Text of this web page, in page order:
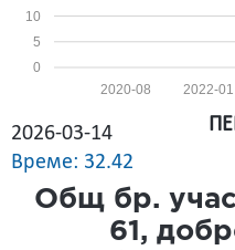
0
5
10
2022-01
2020-08
2026-03-14
Време: 32.42
Общ бр.
61 ,